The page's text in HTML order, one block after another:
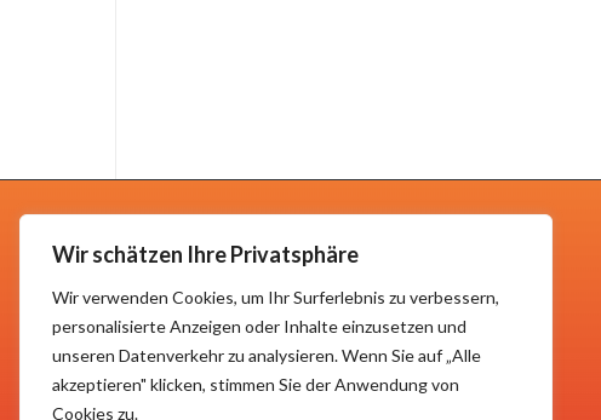
Wir schätzen Ihre Privatsphäre
Wir verwenden Cookies, um Ihr Surferlebnis zu verbessern,
personalisierte Anzeigen oder Inhalte einzusetzen und
unseren Datenverkehr zu analysieren. Wenn Sie auf „Alle
akzeptieren" klicken, stimmen Sie der Anwendung von
Cookies zu.
KONTAKTIERE UNS
Hauptstraße 22
59469 Ense
Tel.: 02938 /64383
Email: info@tl-v.de